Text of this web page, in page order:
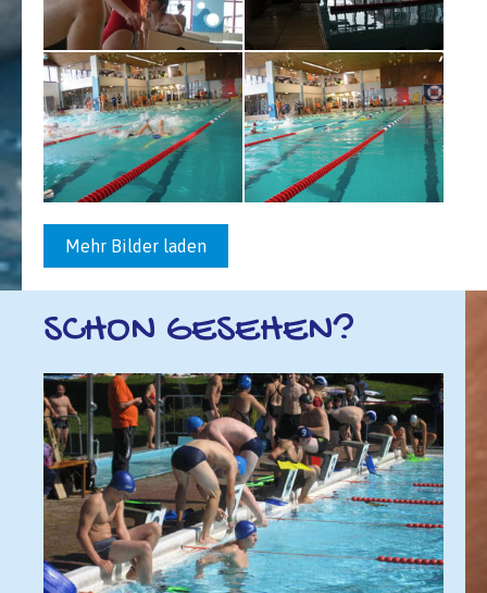
Mehr Bilder laden
SCHON GESEHEN?